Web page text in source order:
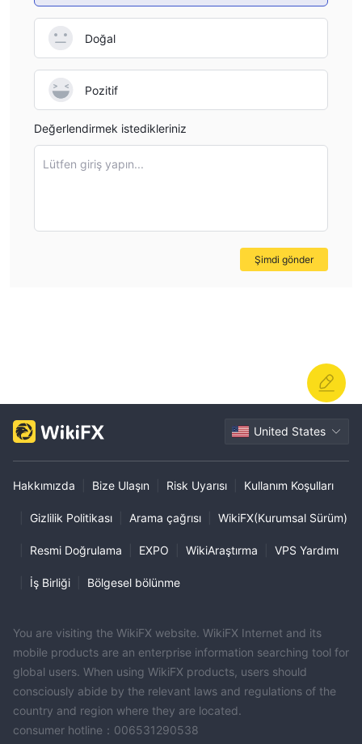
Doğal
Pozitif
Değerlendirmek istedikleriniz
Lütfen giriş yapın...
Şimdi gönder
United States
Hakkımızda Bize Ulaşın Risk Uyarısı Kullanım Koşulları
Gizlilik Politikası Arama çağrısı WikiFX(Kurumsal Sürüm)
Resmi Doğrulama EXPO WikiAraştırma VPS Yardımı
İş Birliği Bölgesel bölünme
You are visiting the WikiFX website. WikiFX Internet and its
mobile products are an enterprise information searching tool for
global users. When using WikiFX products, users should
consciously abide by the relevant laws and regulations of the
country and region where they are located.
consumer hotline：006531290538